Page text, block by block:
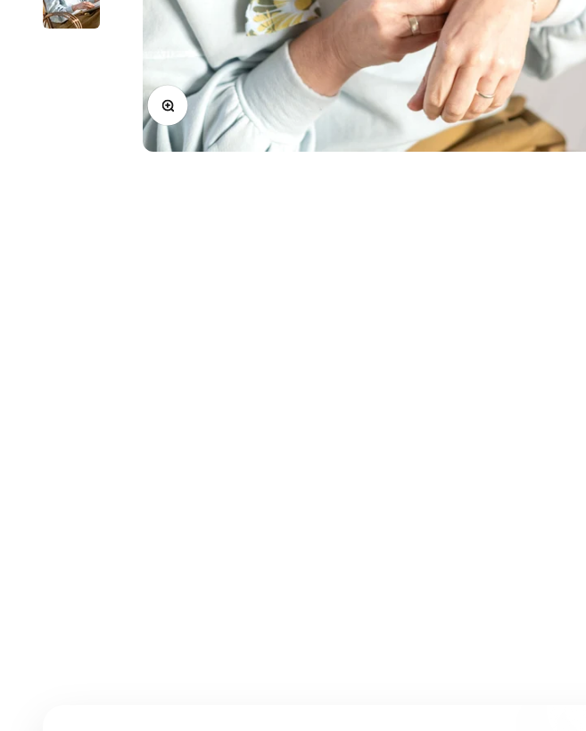
In-/uitzoomen